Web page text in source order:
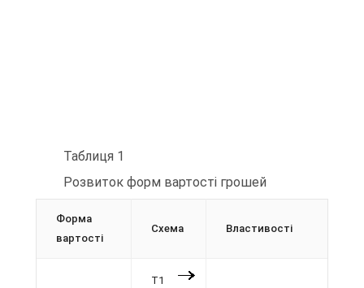
Таблиця 1
Розвиток форм вартості грошей
Форма
вартості
Схема Властивості
Т1